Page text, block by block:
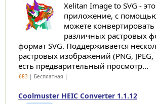
Xelitan Image to SVG -
приложение, с
можете
различных растровых
формат SVG. Поддерживается
растровых изображений (PNG, JPEG,
есть предварительный просмотр...
683| Бесплатная |
Coolmuster HEIC Converter 1.1.12